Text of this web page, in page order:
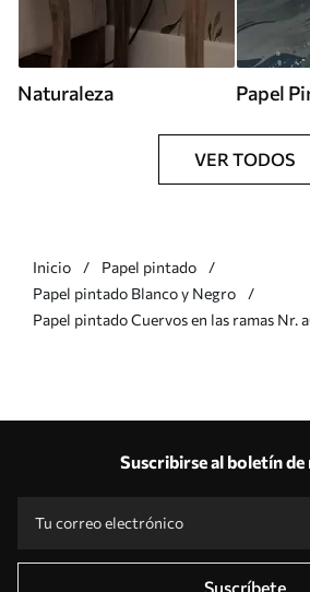
Naturaleza Papel
VER TODOS
Inicio
Papel pintado
Papel pintado Blanco y Negro
Papel pintado Cuervos en las ramas Nr.
Suscribirse al boletín
Suscríbete